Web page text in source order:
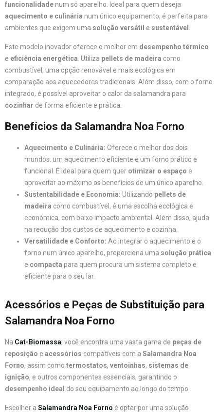
funcionalidadenum só aparelho. Ideal para quem deseja
aquecimento e culinária num único equipamento, é perfeita para
ambientes que exigem uma solução versátil e sustentável .
Este modelo inovador oferece o melhor em desempenho térmico
e eficiência energética. Utiliza pellets de madeira como
combustível, uma opção renovável e mais ecológica em
comparação aos aquecedores tradicionais. Além disso, com o forno
integrado, é possível aproveitar o calor da salamandra para
cozinhar de forma eficiente e prática.
Benefícios da Salamandra Noa Forno
Aquecimento e Culinária: Oferece o melhor dos dois
mundos: um aquecimento eficiente e um forno prático e
funcional. É ideal para quem quer otimizar o espaço e
aproveitar ao máximo os benefícios de um único aparelho.
Sustentabilidade e Economia: Utilizando pellets de
madeira como combustível, é uma escolha ecológica e
económica, com baixo impacto ambiental. Além disso, ajuda
na redução dos custos de aquecimento e cozinha.
Versatilidade e Conforto: Ao integrar o aquecimento e o
forno num único aparelho, proporciona uma solução prática
e compacta para quem procura um sistema completo e
eficiente para o seu lar.
Acessórios e Peças de Substituição para
Salamandra Noa Forno
Na Cat-Biomassa, você encontra uma vasta gama de peças de
reposição e acessórios compatíveis com a Salamandra Noa
Forno, assim como termostatos, ventoinhas, sistemas de
ignição, e outros componentes essenciais, garantindo o
desempenho ideal do seu equipamento ao longo do tempo.
Escolher a Salamandra Noa Forno é optar por uma solução